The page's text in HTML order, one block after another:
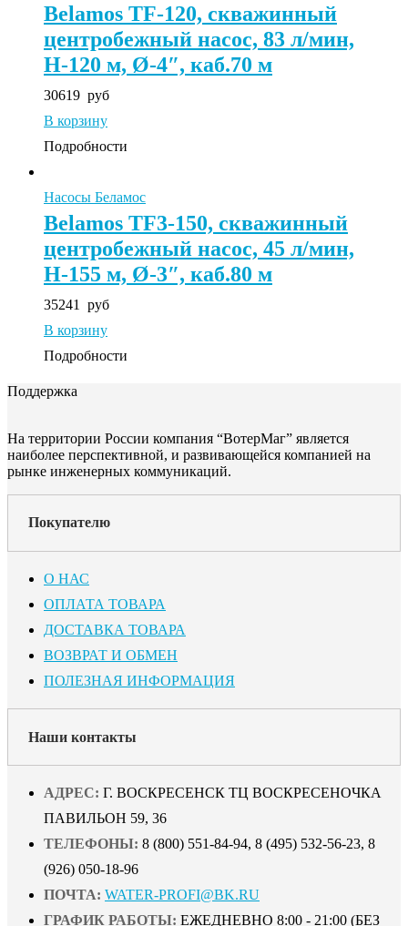
Belamos TF-120, скважинный
центробежный насос, 83 л/мин,
Н-120 м, Ø-4″, каб.70 м
30619 руб
В корзину
Подробности
Насосы Беламос
Belamos TF3-150, скважинный
центробежный насос, 45 л/мин,
Н-155 м, Ø-3″, каб.80 м
35241
руб
В корзину
Подробности
Поддержка
На территории России компания “ВотерМаг” является
наиболее перспективной, и развивающейся компанией на
рынке инженерных коммуникаций.
Покупателю
О НАС
ОПЛАТА ТОВАРА
ДОСТАВКА ТОВАРА
ВОЗВРАТ И ОБМЕН
ПОЛЕЗНАЯ ИНФОРМАЦИЯ
Наши контакты
АДРЕС: Г. ВОСКРЕСЕНСК ТЦ ВОСКРЕСЕНОЧКА
ПАВИЛЬОН 59, 36
ТЕЛЕФОНЫ: 8 (800) 551-84-94, 8 (495) 532-56-23, 8
(926) 050-18-96
ПОЧТА: WATER-PROFI@BK.RU
ГРАФИК РАБОТЫ: ЕЖЕДНЕВНО 8:00 - 21:00 (БЕЗ